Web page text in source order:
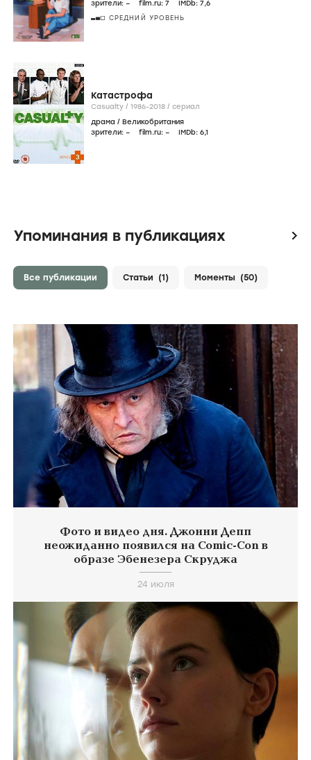
зрители: – film.ru: 7 IMDb: 7,6
СРЕДНИЙ УРОВЕНЬ
Катастрофа
Casualty / 1986-2018 / сериал
драма / Великобритания
зрители: – film.ru: – IMDb: 6,1
Упоминания в публикациях icon
Все публикации Статьи (1) Моменты (50)
Фото и видео дня. Джонни Депп
неожиданно появился на Comic-Con в
образе Эбенезера Скруджа
24 июля